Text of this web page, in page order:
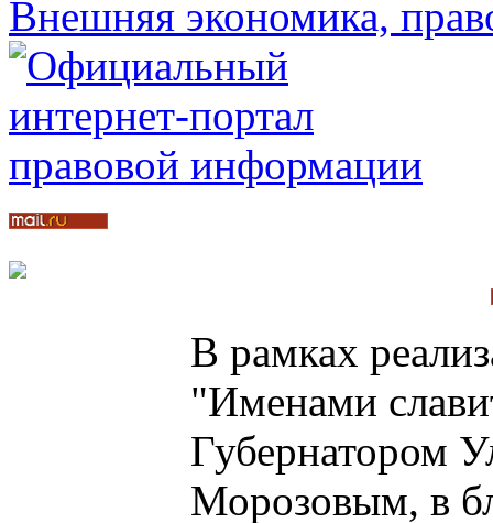
В рамках
"Именами
Губернатором
Морозовым, в